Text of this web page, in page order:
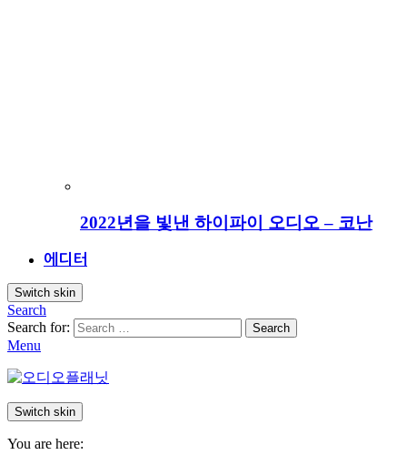
2022년을 빛낸 하이파이 오디오 – 코난
에디터
Switch skin
Search
Search for:
Search
Menu
Switch skin
You are here: